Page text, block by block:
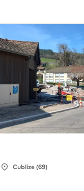
Cublize (69)